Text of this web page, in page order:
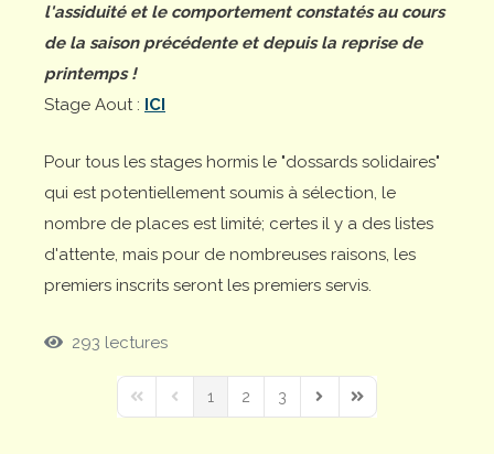
l'assiduité et le comportement constatés au cours
de la saison précédente et depuis la reprise de
printemps !
Stage Aout : ICI
Pour tous les stages hormis le "dossards solidaires"
qui est potentiellement soumis à sélection, le
nombre de places est limité; certes il y a des listes
d'attente, mais pour de nombreuses raisons, les
premiers inscrits seront les premiers servis.
293 lectures
First PagePrevious Page
1 2 3
Next PageLast Page